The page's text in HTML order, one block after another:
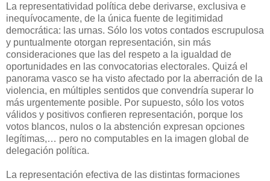
La representatividad política debe derivarse, exclusiva e
inequívocamente, de la única fuente de legitimidad
democrática: las urnas. Sólo los votos contados escrupulosa
y puntualmente otorgan representación, sin más
consideraciones que las del respeto a la igualdad de
oportunidades en las convocatorias electorales. Quizá el
panorama vasco se ha visto afectado por la aberración de la
violencia, en múltiples sentidos que convendría superar lo
más urgentemente posible. Por supuesto, sólo los votos
válidos y positivos confieren representación, porque los
votos blancos, nulos o la abstención expresan opciones
legítimas,… pero no computables en la imagen global de
delegación política.
La representación efectiva de las distintas formaciones